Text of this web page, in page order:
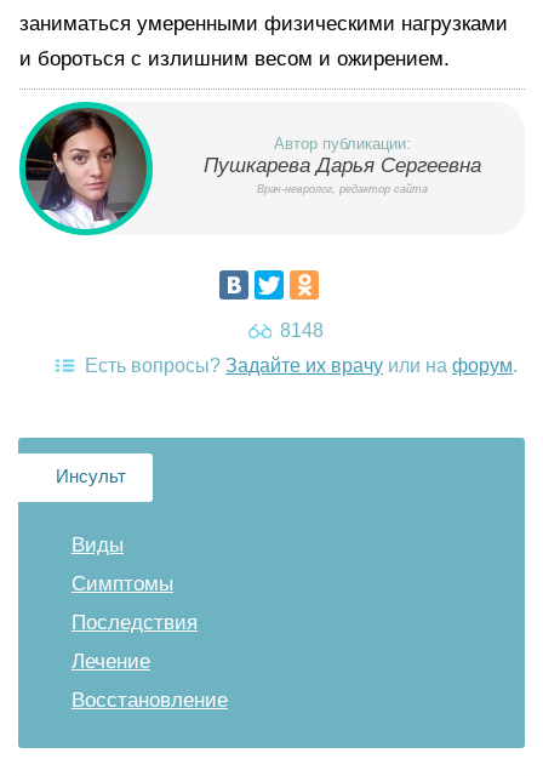
заниматься умеренными физическими нагрузками
и бороться с излишним весом и ожирением.
Автор публикации:
Пушкарева Дарья Сергеевна
Врач-невролог, редактор сайта
8148
Есть вопросы? Задайте их врачу или на форум.
Инсульт
Виды
Симптомы
Последствия
Лечение
Восстановление